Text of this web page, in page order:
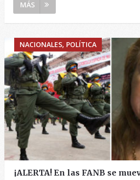
MÁS
NACIONALES, POLÍTICA
¡ALERTA! En las FANB se